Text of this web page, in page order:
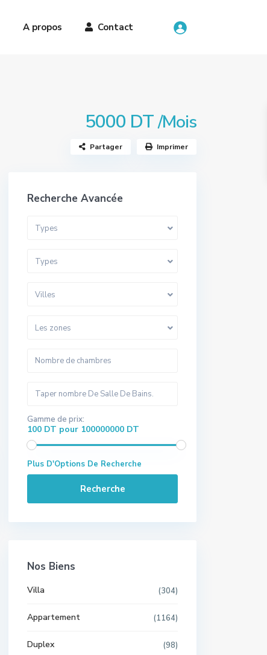
A propos Contact
5000 DT/Mois
Partager Imprimer
Recherche Avancée
Types
Types
Villes
Les zones
Gamme de prix:
100 DT pour 100000000 DT
Plus D'Options De Recherche
Recherche
Nos Biens
Villa (304)
Appartement (1164)
Duplex (98)